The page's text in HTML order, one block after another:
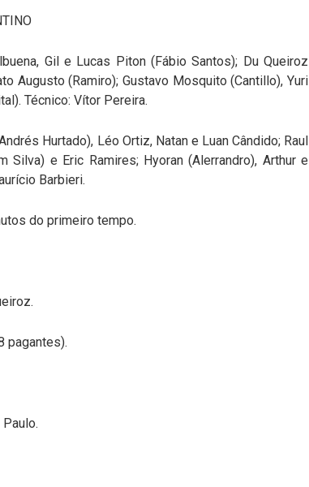
Gil e Lucas Piton (Fábio Santos); Du Queiroz
Augusto (Ramiro); Gustavo Mosquito (Cantillo), Yuri
Técnico: Vítor Pereira.
Hurtado), Léo Ortiz, Natan e Luan Cândido; Raul
Silva) e Eric Ramires; Hyoran (Alerrandro), Arthur e
Barbieri.
do primeiro tempo.
pagantes).